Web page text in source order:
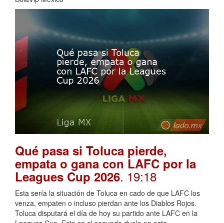
Qué pasa si Toluca pierde,
empata o gana con LAFC por la
Leagues Cup 2026. 19:18
Esta sería la situación de Toluca en cado de que LAFC los
venza, empaten o incluso pierdan ante los Diablos Rojos.
Toluca disputará el día de hoy su partido ante LAFC en la